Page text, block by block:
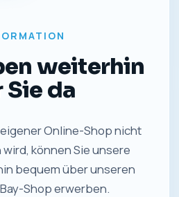
weiterhin
Sie da
Online-Shop nicht
können Sie unsere
bequem über unseren
Shop erwerben.